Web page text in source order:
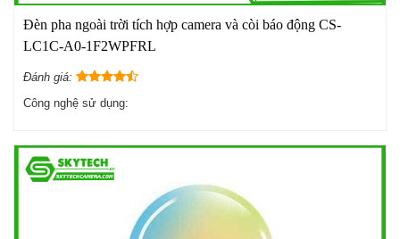
Đèn pha ngoài trời tích hợp camera và còi báo động CS-
LC1C-A0-1F2WPFRL
Đánh giá:
Công nghệ sử dụng: